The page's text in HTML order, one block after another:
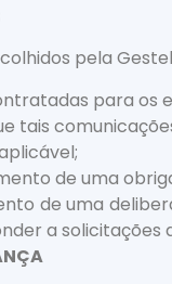
pela
para os
tais
de uma
de uma
a solicitações